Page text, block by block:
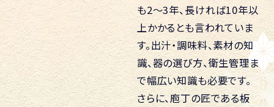
も2～3年、長ければ10年以
上かかるとも言われていま
す。出汁・調味料、素材の知
識、器の選び方、衛生管理ま
で幅広い知識も必要です。
さらに、庖丁の匠である板